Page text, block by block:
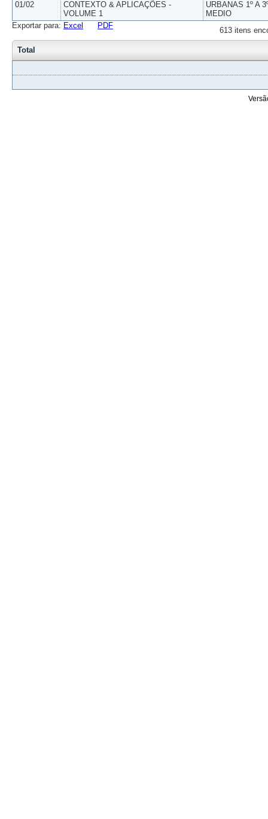
01/02
CONTEXTO & APLICAÇÕES -
VOLUME 1
URBANAS 1º A
MEDIO
613 itens
Exportar para: Excel PDF
Total